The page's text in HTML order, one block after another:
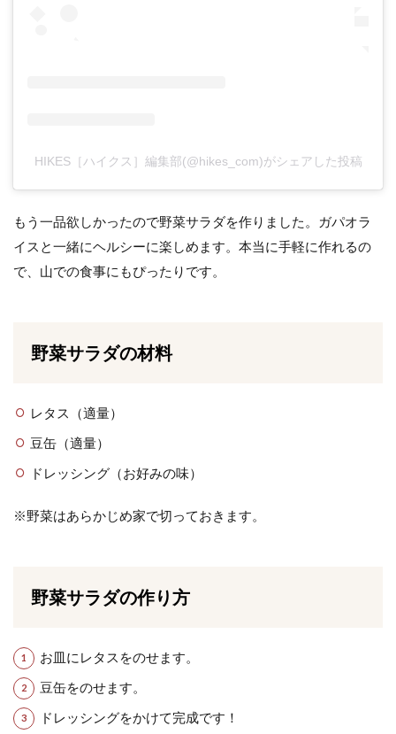
HIKES［ハイクス］編集部(@hikes_com)がシェアした投稿
もう一品欲しかったので野菜サラダを作りました。ガパオラ
イスと一緒にヘルシーに楽しめます。本当に手軽に作れるの
で、山での食事にもぴったりです。
野菜サラダの材料
レタス（適量）
豆缶（適量）
ドレッシング（お好みの味）
※野菜はあらかじめ家で切っておきます。
野菜サラダの作り方
お皿にレタスをのせます。
豆缶をのせます。
ドレッシングをかけて完成です！